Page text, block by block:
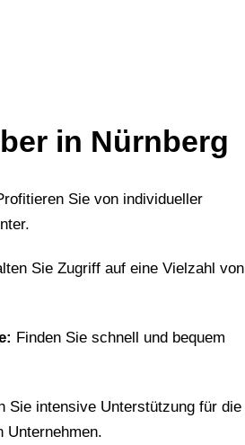
in Nürnberg
Sie von individueller
Sie Zugriff auf eine Vielzahl von
Finden Sie schnell und bequem
Sie intensive Unterstützung für die
Unternehmen.